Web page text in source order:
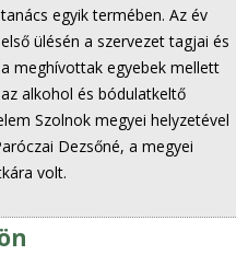
tanács egyik termében. Az év
első ülésén a szervezet tagjai és
a meghívottak egyebek mellett
az alkohol és bódulatkeltő
Szolnok megyei helyzetével
Dezsőné, a megyei
volt.